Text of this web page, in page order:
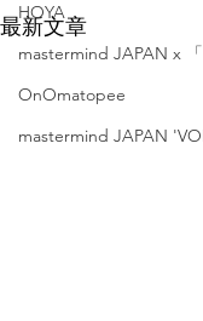
HOYA
mastermind JAPAN x 「
OnOmatopee
mastermind JAPAN
最新文章